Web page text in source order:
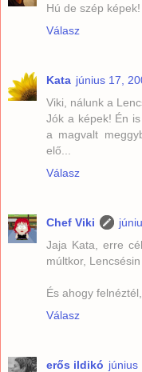
Hú de szép képek!
Válasz
Kata június 17,
Viki, nálunk a
Jók a képek! Én
a magvalt
elő...
Válasz
Chef Viki
Jaja Kata, erre
múltkor,
És ahogy
Válasz
erős ildikó június